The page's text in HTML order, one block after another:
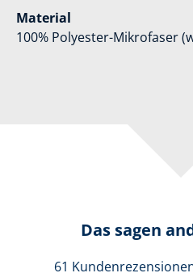
Material
100% Polyester-Mikrofaser
Das sagen
61